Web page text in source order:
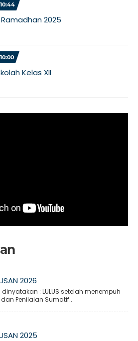
2025
Kelas XII
2026
: LULUS setelah menempuh
Penilaian Sumatif..
2025